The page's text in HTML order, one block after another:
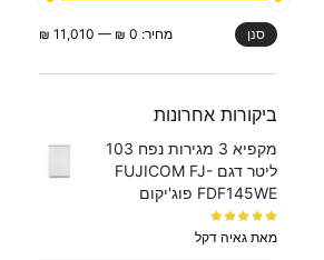
סנן מחיר: 0 ₪
—
11,010 ₪
ביקורות אחרונות
מקפיא 3 מגירות נפח 103
ליטר דגם FUJICOM FJ-
FDF145WE פוג'יקום
מאת גאיה דקל